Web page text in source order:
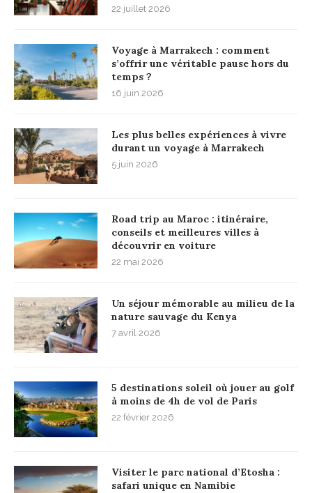
22 juillet 2026
Voyage à Marrakech : comment
s’offrir une véritable pause hors du
temps ?
16 juin 2026
Les plus belles expériences à vivre
durant un voyage à Marrakech
5 juin 2026
Road trip au Maroc : itinéraire,
conseils et meilleures villes à
découvrir en voiture
22 mai 2026
Un séjour mémorable au milieu de la
nature sauvage du Kenya
7 avril 2026
5 destinations soleil où jouer au golf
à moins de 4h de vol de Paris
22 février 2026
Visiter le parc national d’Etosha :
safari unique en Namibie